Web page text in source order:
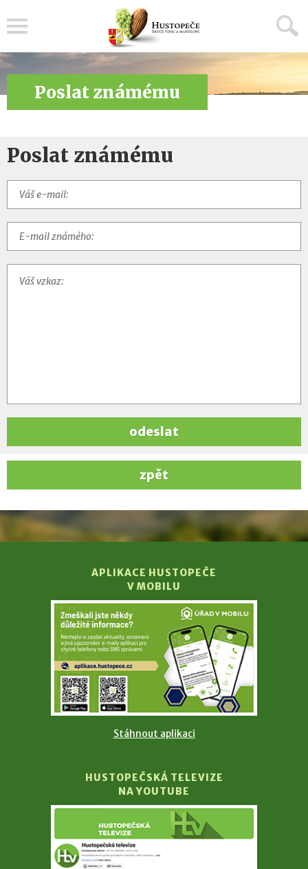
Poslat známému
Poslat známému
odeslat
zpět
APLIKACE HUSTOPEČE
V MOBILU
Stáhnout aplikaci
HUSTOPEČSKÁ TELEVIZE
NA YOUTUBE